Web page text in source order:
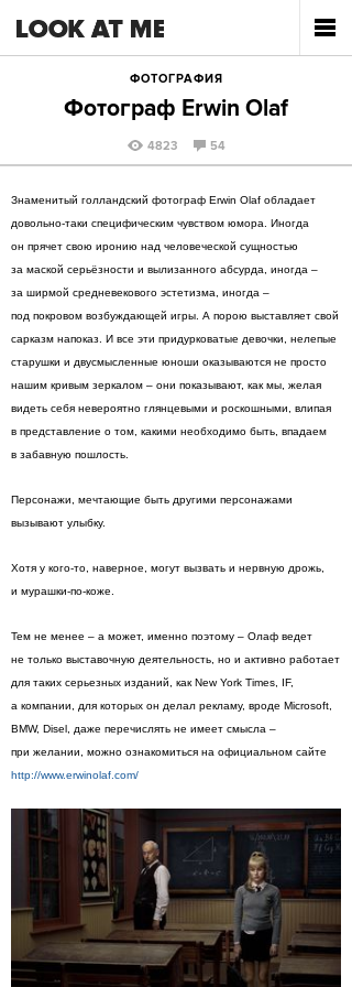
ФОТОГРАФИЯ
Фотограф Erwin Olaf
4823 54
Знаменитый голландский фотограф Erwin Olaf обладает
довольно-таки специфическим чувством юмора. Иногда
он прячет свою иронию над человеческой сущностью
за маской серьёзности и вылизанного абсурда, иногда –
за ширмой средневекового эстетизма, иногда –
под покровом возбуждающей игры. А порою выставляет свой
сарказм напоказ. И все эти придурковатые девочки, нелепые
старушки и двусмысленные юноши оказываются не просто
нашим кривым зеркалом – они показывают, как мы, желая
видеть себя невероятно глянцевыми и роскошными, влипая
в представление о том, какими необходимо быть, впадаем
в забавную пошлость.
Персонажи, мечтающие быть другими персонажами
вызывают улыбку.
Хотя у кого-то, наверное, могут вызвать и нервную дрожь,
и мурашки-по-коже.
Тем не менее – а может, именно поэтому – Олаф ведет
не только выставочную деятельность, но и активно работает
для таких серьезных изданий, как New York Times, IF,
а компании, для которых он делал рекламу, вроде Microsoft,
BMW, Disel, даже перечислять не имеет смысла –
при желании, можно ознакомиться на официальном сайте
http://www.erwinolaf.com/